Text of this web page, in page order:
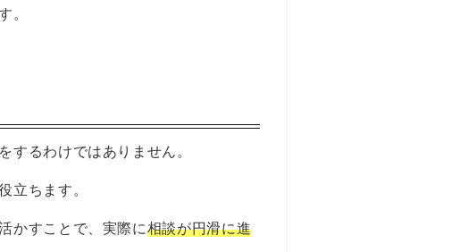
。
るわけではありません。
立ちます。
かすことで、実際に相談が円滑に進